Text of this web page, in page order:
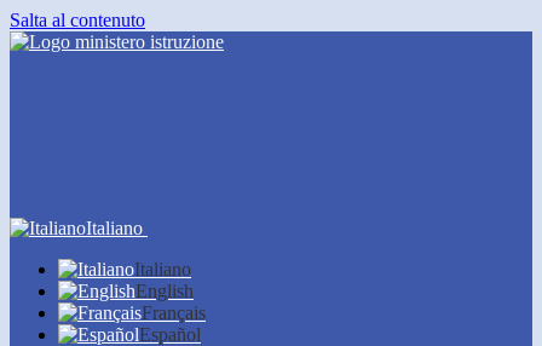
Salta al contenuto
Italiano
Italiano
English
Français
Español